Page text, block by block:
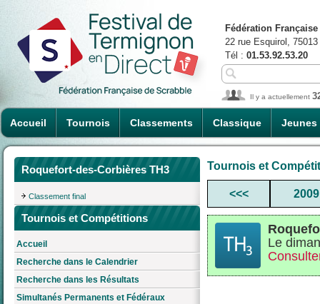
Accueil Tournois Classements Classique Jeunes
Fédération
22 rue Esquirol,
Tél : 01.53.92.53.20
Il y a actuellement
Roquefort-des-Corbières TH3
Classement final
Tournois et Compétitions
Accueil
Recherche dans le Calendrier
Recherche dans les Résultats
Simultanés Permanents et Fédéraux
Tournois et
<<< 2009
Le